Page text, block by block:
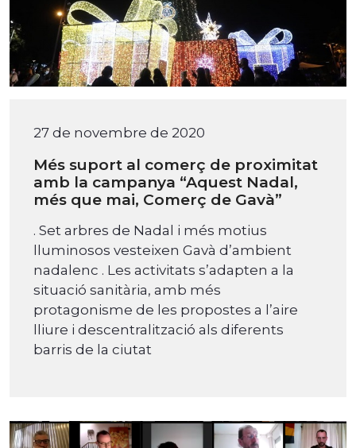
27 de novembre de 2020
Més suport al comerç de proximitat
amb la campanya “Aquest Nadal,
més que mai, Comerç de Gavà”
. Set arbres de Nadal i més motius
lluminosos vesteixen Gavà d’ambient
nadalenc . Les activitats s’adapten a la
situació sanitària, amb més
protagonisme de les propostes a l’aire
lliure i descentralització als diferents
barris de la ciutat